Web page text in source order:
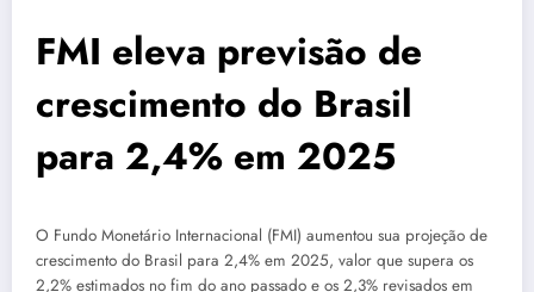
FMI eleva previsão de
crescimento do Brasil
para 2,4% em 2025
O Fundo Monetário Internacional (FMI) aumentou sua projeção de
crescimento do Brasil para 2,4% em 2025, valor que supera os
2,2% estimados no fim do ano passado e os 2,3% revisados em